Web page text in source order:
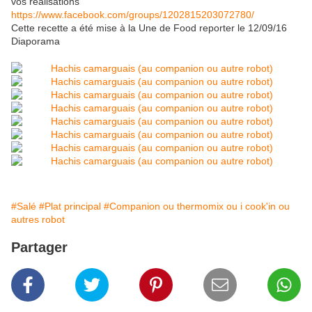
https://www.facebook.com/groups/1202815203072780/
Cette recette a été mise à la Une de Food reporter le 12/09/16
Diaporama
#Salé #Plat principal #Companion ou thermomix ou i cook'in ou
autres robot
Partager